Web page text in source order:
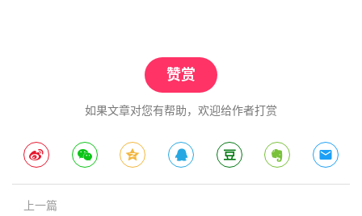
赞赏
如果文章对您有帮助，欢迎给作者打赏
上一篇